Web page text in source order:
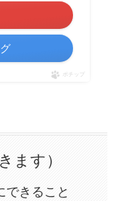
ポチップ
ます）
できること